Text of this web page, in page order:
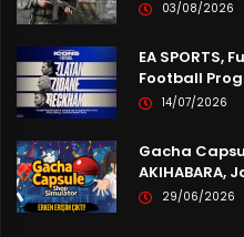
03/08/2026
EA SPORTS,
Football
14/07/2026
Gacha
AKIHABARA,
29/06/2026